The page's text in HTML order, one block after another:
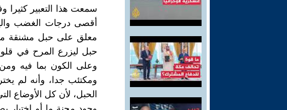
سمعت هذا التعبير كثيرا
أقصى درجات الغضب
معلق على حبل مشنقة معد
حبل ليزرع المرح في
وعلى الكون بما فيه
ومكتئب جدا، وأنه لم
الحبل، لأن كل الأوضاع